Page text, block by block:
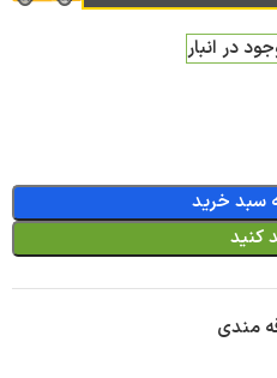
در انبار
سبد خرید
کنید
مندی